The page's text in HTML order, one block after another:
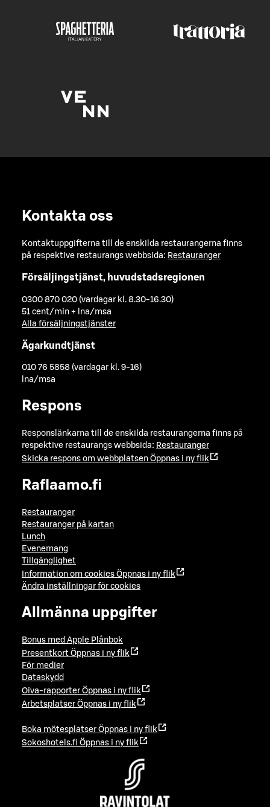
Kontakta oss
Kontaktuppgifterna till de enskilda restaurangerna finns
på respektive restaurangs webbsida: Restauranger
Försäljingstjänst, huvudstadsregionen
0300 870 020 (vardagar kl. 8.30-16.30)
51 cent/min + lna/msa
Alla försäljningstjänster
Ägarkundtjänst
010 76 5858 (vardagar kl. 9-16)
lna/msa
Respons
Responslänkarna till de enskilda restaurangerna finns på
respektive restaurangs webbsida: Restauranger
Skicka respons om webbplatsen Öppnas i ny flik
Raflaamo.fi
Restauranger
Restauranger på kartan
Lunch
Evenemang
Tillgänglighet
Information om cookies Öppnas i ny flik
Ändra inställningar för cookies
Allmänna uppgifter
Bonus med Apple Plånbok
Presentkort Öppnas i ny flik
För medier
Dataskydd
Oiva-rapporter Öppnas i ny flik
Arbetsplatser Öppnas i ny flik
Boka mötesplatser Öppnas i ny flik
Sokoshotels.fi Öppnas i ny flik